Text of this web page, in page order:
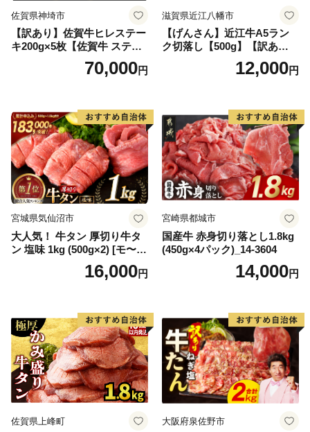
佐賀県神埼市
【訳あり】佐賀牛ヒレステー
キ200g×5枚【佐賀牛 ステー
キ ブランド肉 ヒレ肉 フィレ
肉 ジューシー ヘルシー】(H0
70,000円
滋賀県近江八幡市
【げんさん】近江牛A5ラン
ク切落し【500g】【訳あり】
12,000円
宮城県気仙沼市
大人気！ 牛タン 厚切り牛タ
ン 塩味 1kg (500g×2) [モ〜ラ
ンド 宮城県 気仙沼市 205646
60] 肉 牛肉 精肉 牛たん 牛タ
厚切り タン
16,000円
宮崎県都城市
国産牛 赤身切り落とし1.8kg
(450g×4パック)_14-3604
14,000円
佐賀県上峰町 大阪府泉佐野市